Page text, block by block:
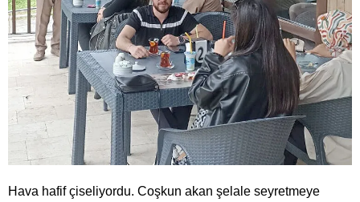
Hava hafif çiseliyordu. Coşkun akan şelale seyretmeye